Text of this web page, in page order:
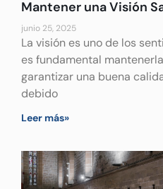
Mantener una Visión
junio 25, 2025
La visión es uno de los
es fundamental
garantizar una buena
debido
Leer más»